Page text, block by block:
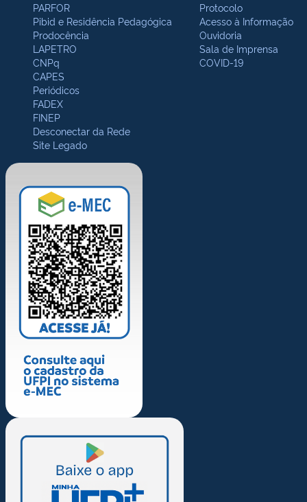
PARFOR
Pibid e Residência Pedagógica
Prodocência
LAPETRO
CNPq
CAPES
Periódicos
FADEX
FINEP
Desconectar da Rede
Site Legado
Protocolo
Acesso à Informação
Ouvidoria
Sala de Imprensa
COVID-19